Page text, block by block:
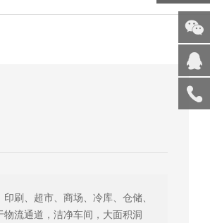
刷、超市、商场、冷库、仓储、
流通道，洁净车间，大面积洞
添加
微信
在线
客服